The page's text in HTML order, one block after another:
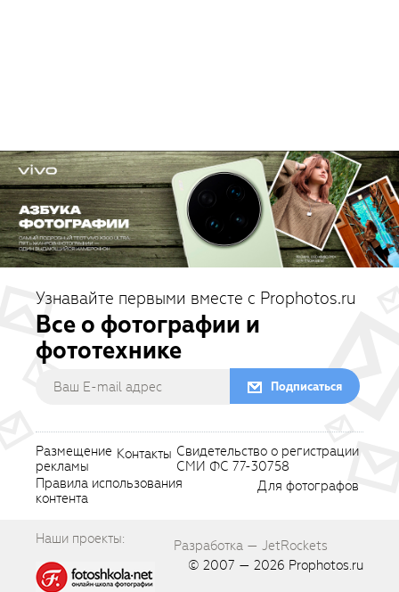
Узнавайте первыми вместе с Prophotos.ru
Все о фотографии и
фототехнике
Подписаться
Размещение
рекламы
Контакты Свидетельство о регистрации
СМИ ФС 77-30758
Правила использования
контента
Для фотографов
Наши проекты:
Разработка — JetRockets
© 2007 — 2026 Prophotos.ru